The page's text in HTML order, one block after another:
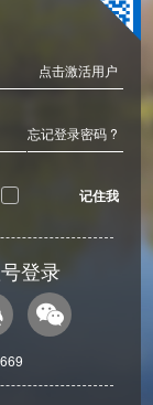
点击激活用户
忘记登录密码 ?
记住我
登录